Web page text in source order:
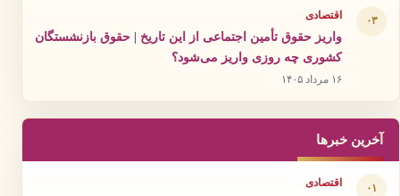
۰۳ اقتصادی
واریز حقوق تأمین اجتماعی از این تاریخ | حقوق بازنشستگان
کشوری چه روزی واریز می‌شود؟
۱۶ مرداد ۱۴۰۵
آخرین خبرها
۰۱ اقتصادی